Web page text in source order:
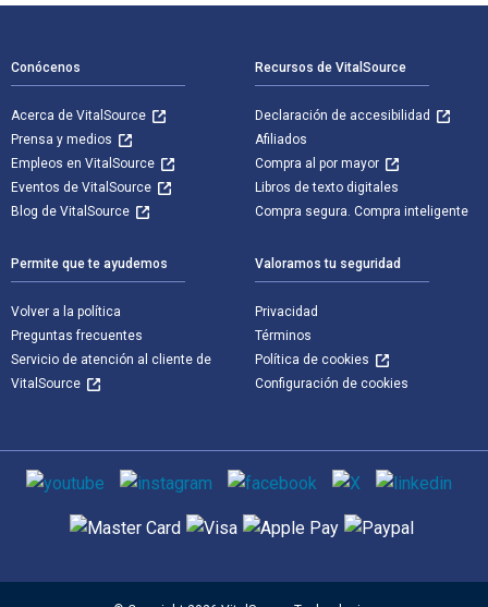
Conócenos
Acerca de VitalSource
Prensa y medios
Empleos en VitalSource
Eventos de VitalSource
Blog de VitalSource
Recursos de VitalSource
Declaración de accesibilidad
Afiliados
Compra al por mayor
Libros de texto digitales
Compra segura. Compra inteligente
Permite que te ayudemos
Volver a la política
Preguntas frecuentes
Servicio de atención al cliente de
VitalSource
Valoramos tu seguridad
Privacidad
Términos
Política de cookies
Configuración de cookies
Medios de comunicación social
Métodos de pago admitidos